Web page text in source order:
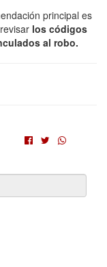
principal es
los códigos
al robo.